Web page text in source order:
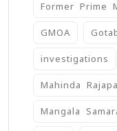
Former Prime
GMOA
investigations
Mahinda
Mangala